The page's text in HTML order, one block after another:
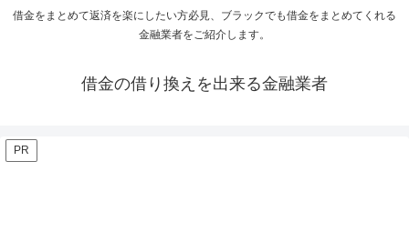
借金をまとめて返済を楽にしたい方必見、ブラックでも借金をまとめてくれる
金融業者をご紹介します。
借金の借り換えを出来る金融業者
PR